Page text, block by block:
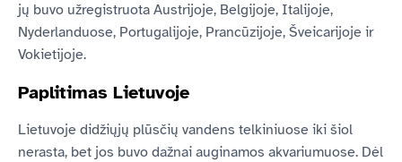
jų buvo užregistruota Austrijoje, Belgijoje, Italijoje,
Nyderlanduose, Portugalijoje, Prancūzijoje, Šveicarijoje ir
Vokietijoje.
Paplitimas Lietuvoje
Lietuvoje didžiųjų plūsčių vandens telkiniuose iki šiol
nerasta, bet jos buvo dažnai auginamos akvariumuose. Dėl